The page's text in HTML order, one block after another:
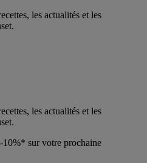
les actualités et les
les actualités et les
sur votre prochaine